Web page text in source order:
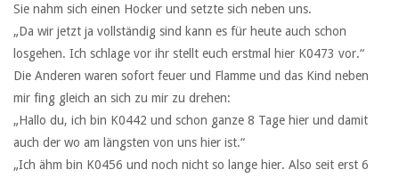
Sie nahm sich einen Hocker und setzte sich neben uns.
„Da wir jetzt ja vollständig sind kann es für heute auch schon
losgehen. Ich schlage vor ihr stellt euch erstmal hier K0473 vor.“
Die Anderen waren sofort feuer und Flamme und das Kind neben
mir fing gleich an sich zu mir zu drehen:
„Hallo du, ich bin K0442 und schon ganze 8 Tage hier und damit
auch der wo am längsten von uns hier ist.“
„Ich ähm bin K0456 und noch nicht so lange hier. Also seit erst 6